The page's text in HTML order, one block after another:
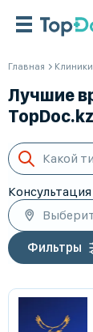
Главная Клиники
Лучшие
TopDoc.kz
Какой
Фильтры